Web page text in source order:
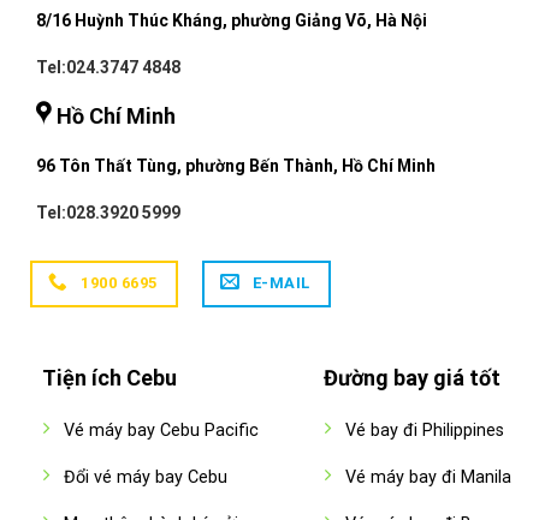
8/16 Huỳnh Thúc Kháng, phường Giảng Võ, Hà Nội
Tel:024.3747 4848
Hồ Chí Minh
96 Tôn Thất Tùng, phường Bến Thành, Hồ Chí Minh
Tel:028.3920 5999
1900 6695 E-MAIL
Tiện ích Cebu
Vé máy bay Cebu Pacific
Đổi vé máy bay Cebu
Đường bay giá tốt
Vé bay đi Philippines
Vé máy bay đi Manila